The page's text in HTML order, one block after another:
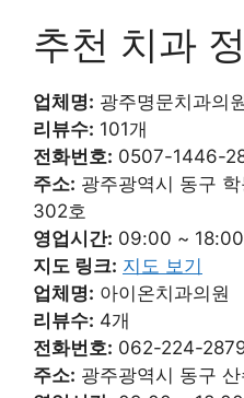
추천 치과
업체명: 광주명문치과의
리뷰수: 101개
전화번호: 0507-1446-
주소: 광주광역시 동구
302호
영업시간: 09:00 ~ 18:00
지도 링크: 지도 보기
업체명: 아이온치과의원
리뷰수: 4개
전화번호: 062-224-
주소: 광주광역시 동구